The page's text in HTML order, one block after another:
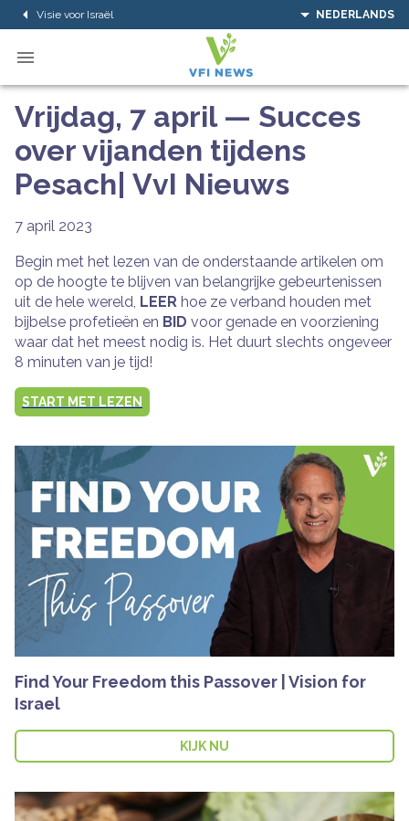
Visie voor Israël NEDERLANDS
Vrijdag, 7 april — Succes
over vijanden tijdens
Pesach| VvI Nieuws
7 april 2023
Begin met het lezen van de onderstaande artikelen om
op de hoogte te blijven van belangrijke gebeurtenissen
uit de hele wereld, LEER hoe ze verband houden met
bijbelse profetieën en BID voor genade en voorziening
waar dat het meest nodig is. Het duurt slechts ongeveer
8 minuten van je tijd!
START MET LEZEN
Find Your Freedom this Passover | Vision for
Israel
KIJK NU